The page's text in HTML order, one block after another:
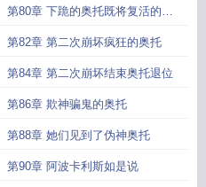
疑问
第80章 下跪的奥托既将复活的卡
莲
第82章 第二次崩坏疯狂的奥托
第84章 第二次崩坏结束奥托退位
第86章 欺神骗鬼的奥托
第88章 她们见到了伪神奥托
第90章 阿波卡利斯如是说